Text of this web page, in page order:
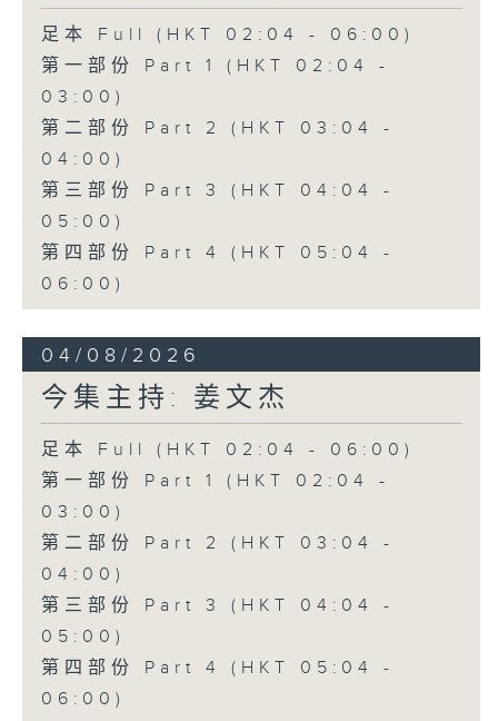
足本 Full (HKT 02:04 - 06:00)
第一部份 Part 1 (HKT 02:04 -
03:00)
第二部份 Part 2 (HKT 03:04 -
04:00)
第三部份 Part 3 (HKT 04:04 -
05:00)
第四部份 Part 4 (HKT 05:04 -
06:00)
04/08/2026
今集主持: 姜文杰
足本 Full (HKT 02:04 - 06:00)
第一部份 Part 1 (HKT 02:04 -
03:00)
第二部份 Part 2 (HKT 03:04 -
04:00)
第三部份 Part 3 (HKT 04:04 -
05:00)
第四部份 Part 4 (HKT 05:04 -
06:00)